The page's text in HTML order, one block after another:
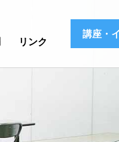
リンク
講座・